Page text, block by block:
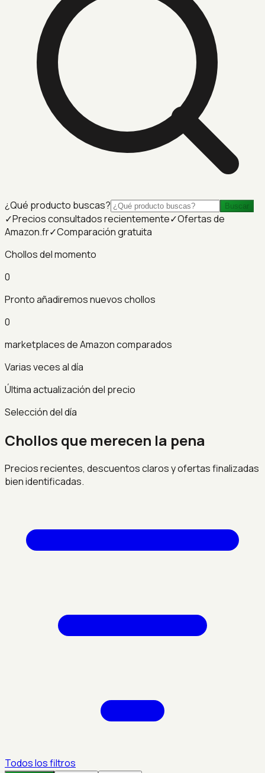
¿Qué producto buscas? Buscar
✓Precios consultados recientemente✓Ofertas de
Amazon.fr✓Comparación gratuita
Chollos del momento
0
Pronto añadiremos nuevos chollos
0
marketplaces de Amazon comparados
Varias veces al día
Última actualización del precio
Selección del día
Chollos que merecen la pena
Precios recientes, descuentos claros y ofertas finalizadas
bien identificadas.
Todos los filtros